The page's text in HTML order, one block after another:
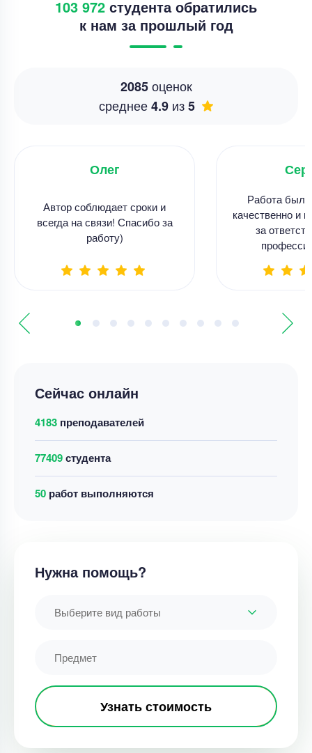
Сейчас онлайн
4183 преподавателей
77409студента
50 работ выполняются
Нужна помощь?
Выберите вид работы
Узнать стоимость
103 972 студента обратились
к нам за прошлый год
2085оценок
среднее4.9 из5
Олег
Автор соблюдает сроки и
всегда на связи! Спасибо за
работу)
Работа
качественно и
за